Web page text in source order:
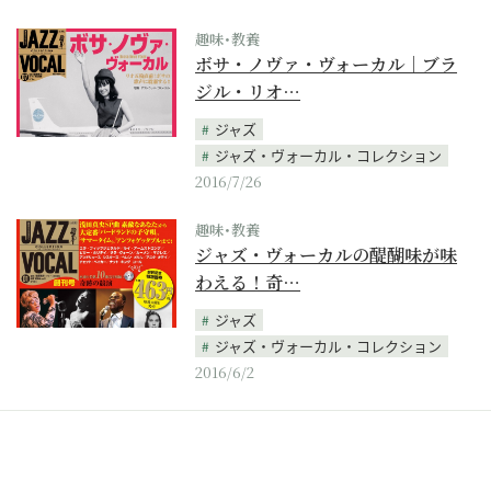
趣味･教養
ボサ・ノヴァ・ヴォーカル｜ブラ
ジル・リオ…
ジャズ
ジャズ・ヴォーカル・コレクション
2016/7/26
趣味･教養
ジャズ・ヴォーカルの醍醐味が味
わえる！奇…
ジャズ
ジャズ・ヴォーカル・コレクション
2016/6/2